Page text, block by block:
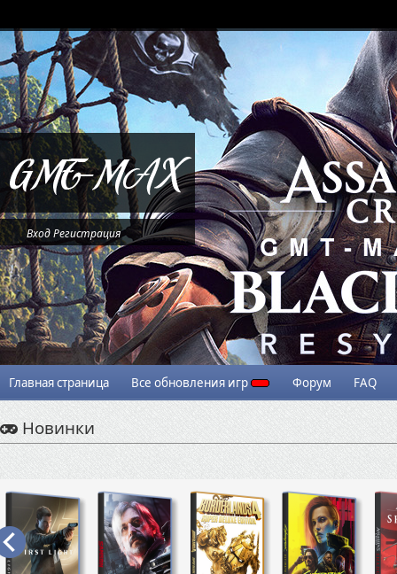
ВходРегистрация
Главная страница Все обновления игр Форум FAQ
Новинки